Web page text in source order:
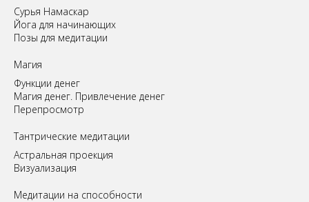
Сурья Намаскар
Йога для начинающих
Позы для медитации
Магия
Функции денег
Магия денег. Привлечение денег
Перепросмотр
Tантрические медитации
Астральная проекция
Визуализация
Медитации на способности